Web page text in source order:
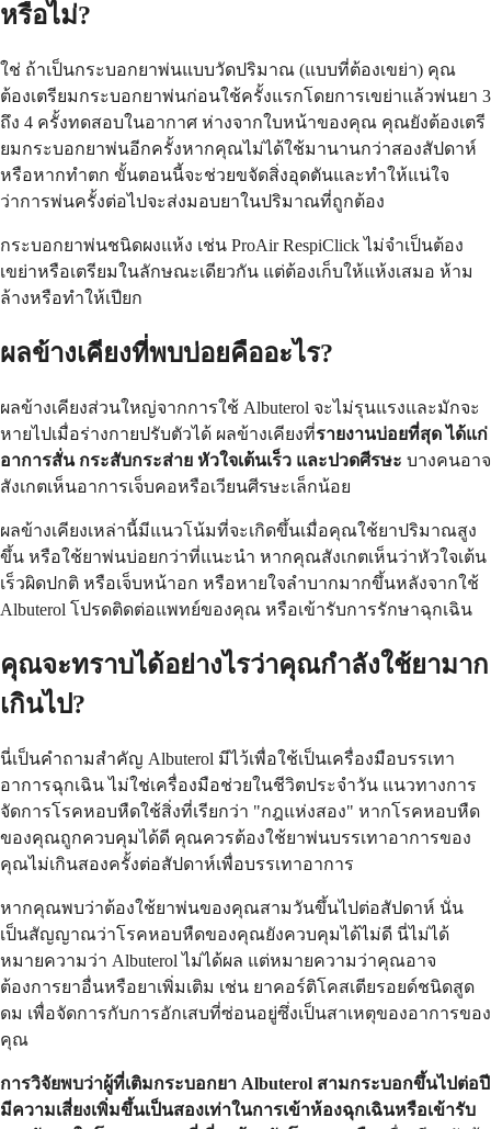
หรือไม่?
ใช่ ถ้าเป็นกระบอกยาพ่นแบบวัดปริมาณ (แบบที่ต้องเขย่า) คุณ
ต้องเตรียมกระบอกยาพ่นก่อนใช้ครั้งแรกโดยการเขย่าแล้วพ่นยา 3
ถึง 4 ครั้งทดสอบในอากาศ ห่างจากใบหน้าของคุณ คุณยังต้องเตรี
ยมกระบอกยาพ่นอีกครั้งหากคุณไม่ได้ใช้มานานกว่าสองสัปดาห์
หรือหากทำตก ขั้นตอนนี้จะช่วยขจัดสิ่งอุดตันและทำให้แน่ใจ
ว่าการพ่นครั้งต่อไปจะส่งมอบยาในปริมาณที่ถูกต้อง
กระบอกยาพ่นชนิดผงแห้ง เช่น ProAir RespiClick ไม่จำเป็นต้อง
เขย่าหรือเตรียมในลักษณะเดียวกัน แต่ต้องเก็บให้แห้งเสมอ ห้าม
ล้างหรือทำให้เปียก
ผลข้างเคียงที่พบบ่อยคืออะไร?
ผลข้างเคียงส่วนใหญ่จากการใช้ Albuterol จะไม่รุนแรงและมักจะ
หายไปเมื่อร่างกายปรับตัวได้ ผลข้างเคียงที่รายงานบ่อยที่สุด ได้แก่
อาการสั่น กระสับกระส่าย หัวใจเต้นเร็ว และปวดศีรษะ บางคนอาจ
สังเกตเห็นอาการเจ็บคอหรือเวียนศีรษะเล็กน้อย
ผลข้างเคียงเหล่านี้มีแนวโน้มที่จะเกิดขึ้นเมื่อคุณใช้ยาปริมาณสูง
ขึ้น หรือใช้ยาพ่นบ่อยกว่าที่แนะนำ หากคุณสังเกตเห็นว่าหัวใจเต้น
เร็วผิดปกติ หรือเจ็บหน้าอก หรือหายใจลำบากมากขึ้นหลังจากใช้
Albuterol โปรดติดต่อแพทย์ของคุณ หรือเข้ารับการรักษาฉุกเฉิน
คุณจะทราบได้อย่างไรว่าคุณกำลังใช้ยามาก
เกินไป?
นี่เป็นคำถามสำคัญ Albuterol มีไว้เพื่อใช้เป็นเครื่องมือบรรเทา
อาการฉุกเฉิน ไม่ใช่เครื่องมือช่วยในชีวิตประจำวัน แนวทางการ
จัดการโรคหอบหืดใช้สิ่งที่เรียกว่า "กฎแห่งสอง" หากโรคหอบหืด
ของคุณถูกควบคุมได้ดี คุณควรต้องใช้ยาพ่นบรรเทาอาการของ
คุณไม่เกินสองครั้งต่อสัปดาห์เพื่อบรรเทาอาการ
หากคุณพบว่าต้องใช้ยาพ่นของคุณสามวันขึ้นไปต่อสัปดาห์ นั่น
เป็นสัญญาณว่าโรคหอบหืดของคุณยังควบคุมได้ไม่ดี นี่ไม่ได้
หมายความว่า Albuterol ไม่ได้ผล แต่หมายความว่าคุณอาจ
ต้องการยาอื่นหรือยาเพิ่มเติม เช่น ยาคอร์ติโคสเตียรอยด์ชนิดสูด
ดม เพื่อจัดการกับการอักเสบที่ซ่อนอยู่ซึ่งเป็นสาเหตุของอาการของ
คุณ
การวิจัยพบว่าผู้ที่เติมกระบอกยา Albuterol สามกระบอกขึ้นไปต่อปี
มีความเสี่ยงเพิ่มขึ้นเป็นสองเท่าในการเข้าห้องฉุกเฉินหรือเข้ารับ